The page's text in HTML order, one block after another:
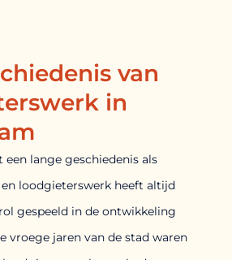
van
in
lange geschiedenis als
loodgieterswerk heeft altijd
gespeeld in de ontwikkeling
vroege jaren van de stad waren